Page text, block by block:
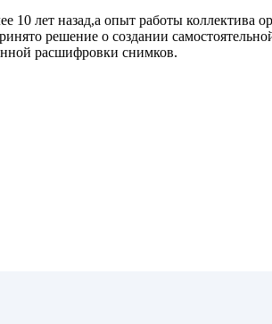
10 лет назад,а опыт работы коллектива
решение о создании
расшифровки снимков.